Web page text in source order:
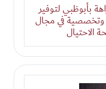
بأبوظبي لتوفير
وتخصصية في مجال
الاحتيال